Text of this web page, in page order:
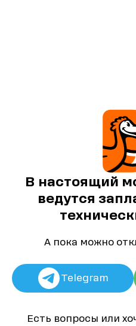
В настоящий
ведутся
А пока можно
Telegram
Есть вопросы или